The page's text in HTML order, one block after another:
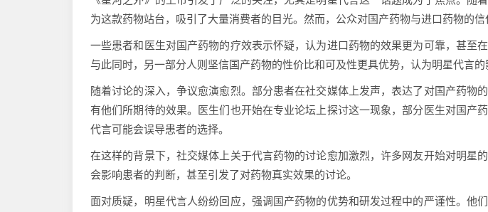
为这款药物站台，吸引了大量消费者的目光。然而，公众对国产药物与进口药物的信
一些患者和医生对国产药物的疗效表示怀疑，认为进口药物的效果更为可靠，甚至
与此同时，另一部分人则坚信国产药物的性价比和可及性更具优势，认为明星代言的
随着讨论的深入，争议愈演愈烈。部分患者在社交媒体上发声，表达了对国产药物
有他们所期待的效果。医生们也开始在专业论坛上探讨这一现象，部分医生对国产
代言可能会误导患者的选择。
在这样的背景下，社交媒体上关于代言药物的讨论愈加激烈，许多网友开始对明星
会影响患者的判断，甚至引发了对药物真实效果的讨论。
面对质疑，明星代言人纷纷回应，强调国产药物的优势和研发过程中的严谨性。他